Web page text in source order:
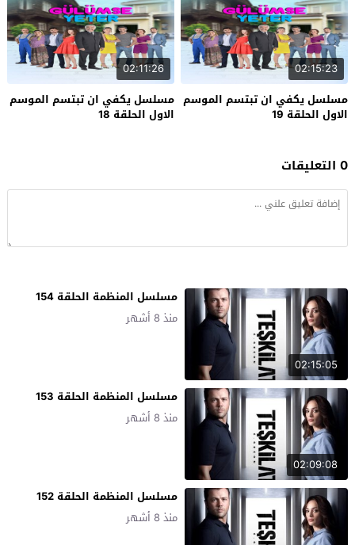
02:15:23
مسلسل يكفي ان تبتسم الموسم
الاول الحلقة 19
02:11:26
مسلسل يكفي ان تبتسم الموسم
الاول الحلقة 18
0 التعليقات
02:15:05
مسلسل المنظمة الحلقة 154
منذ 8 أشهر
02:09:08
مسلسل المنظمة الحلقة 153
منذ 8 أشهر
مسلسل المنظمة الحلقة 152
منذ 8 أشهر